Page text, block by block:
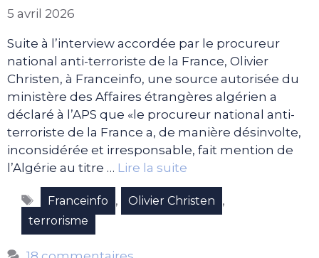
5 avril 2026
Suite à l’interview accordée par le procureur
national anti-terroriste de la France, Olivier
Christen, à Franceinfo, une source autorisée du
ministère des Affaires étrangères algérien a
déclaré à l’APS que «le procureur national anti-
terroriste de la France a, de manière désinvolte,
inconsidérée et irresponsable, fait mention de
l’Algérie au titre … Lire la suite
Étiquettes
Franceinfo , Olivier Christen ,
terrorisme